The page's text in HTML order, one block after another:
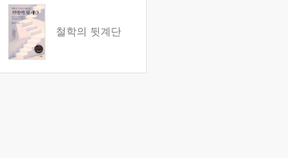
철학의 뒷계단